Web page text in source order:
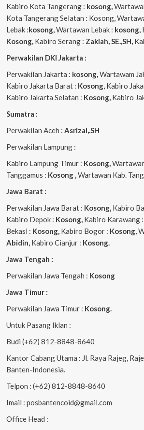
Kabiro Kota Tangerang : kosong,
Kota Tangerang Selatan : Kosong,
Lebak :kosong, Wartawan Lebak : kosong,
Kosong, Kabiro Serang : Zakiah, SE.,SH,
Perwakilan DKI Jakarta :
Perwakilan Jakarta : kosong, Wartawam
Kabiro Jakarta Barat : Kosong, Kabiro
Kabiro Jakarta Selatan : Kosong, Kabiro
Sumatra :
Perwakilan Aceh : Asrizal,.SH
Perwakilan Lampung :
Kabiro Lampung Timur : Kosong,
Tanggamus : Kosong , Wartawan Kab.
Jawa Barat :
Perwakilan Jawa Barat : Kosong, Kabiro
Kabiro Depok : Kosong, Kabiro Karawang :
Bekasi : Kosong, Kabiro Bogor : Kosong,
Abidin, Kabiro Cianjur : Kosong.
Jawa Tengah :
Perwakilan Jawa Tengah : Kosong
Jawa Timur :
Perwakilan Jawa Timur : Kosong.
Untuk Pasang Iklan :
Budi (+62) 812-8848-8640
Kantor Cabang Utama : Jl. Raya Rajeg,
Banten-Indonesia.
Telpon : (+62) 812-8848-8640
Imail : posbantencoid@gmail.com
Office Head :